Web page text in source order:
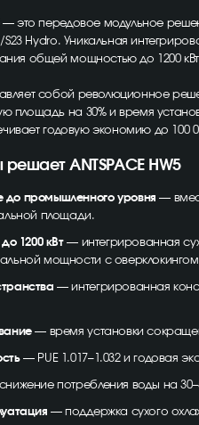
— это передовое модульное
S23 Hydro. Уникальная
общей мощностью до 1200
собой революционное
площадь на 30% и время
годовую экономию до 100
ANTSPACE HW5
промышленного уровня —
площади.
1200 кВт— интегрированная
мощности с
— интегрированная
— время установки
— PUE 1.017–1.032 и годовая
потребления воды на
— поддержка сухого